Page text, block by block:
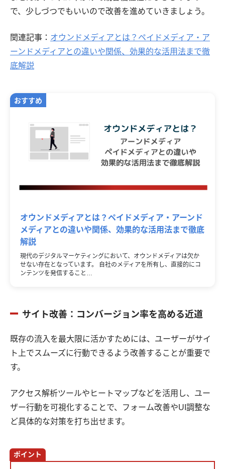
で、少しづつでもいいので改善を進めていきましょう。
関連記事： オウンドメディアとは？ペイドメディア・ア
ーンドメディアとの違いや関係、効果的な活用法まで徹
底解説
オウンドメディアとは？ペイドメディア・アーンド
メディアとの違いや関係、効果的な活用法まで徹底
解説
現代のデジタルマーケティングにおいて、オウンドメディアは欠か
せない存在となっています。 自社のメディアを所有し、直接的にコ
ンテンツを発信すること…
サイト改善：コンバージョン率を高める近道
既存の流入を最大限に活かすためには、ユーザーがサイ
ト上でスムーズに行動できるよう改善することが重要で
す。
アクセス解析ツールやヒートマップなどを活用し、ユー
ザー行動を可視化することで、フォーム改善やUI調整な
ど具体的な対策を打ち出せます。
ポイント